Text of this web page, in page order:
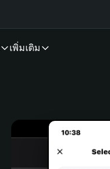
เพิ่มเติม